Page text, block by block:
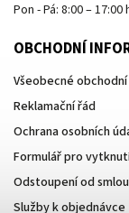
Pon - Pá: 8:00 – 17:00
OBCHODNÍ
Všeobecné
Reklamační řád
Ochrana osobních
Formulář pro
Odstoupení od
Služby k objednávce